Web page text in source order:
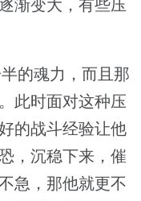
渐变大，有些压
的魂力，而且那
此时面对这种压
的战斗经验让他
，沉稳下来，催
急，那他就更不